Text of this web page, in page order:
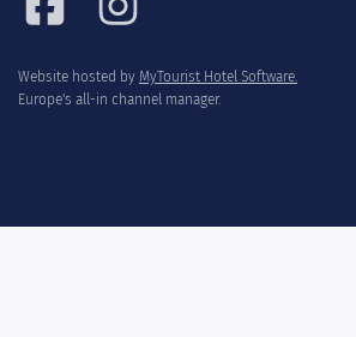
Website hosted by MyTourist Hotel Software.
Europe's all-in channel manager.